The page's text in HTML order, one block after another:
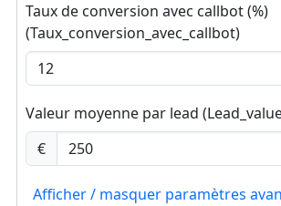
Taux de conversion avec callbot (%)
(Taux_conversion_avec_callbot)
Valeur moyenne par lead
€
Afficher / masquer paramètres